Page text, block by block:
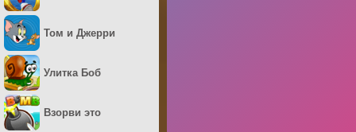
Том и Джерри
Улитка Боб
Взорви это